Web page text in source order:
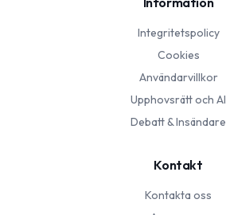
Integritetspolicy
Cookies
Användarvillkor
Upphovsrätt och AI
Debatt & Insändare
Kontakt
Kontakta oss